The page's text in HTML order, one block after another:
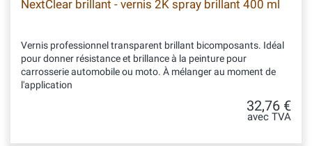
NextClear brillant - vernis 2K spray brillant 400 ml
Vernis professionnel transparent brillant bicomposants. Idéal
pour donner résistance et brillance à la peinture pour
carrosserie automobile ou moto. À mélanger au moment de
l'application
32,76 €
avec TVA